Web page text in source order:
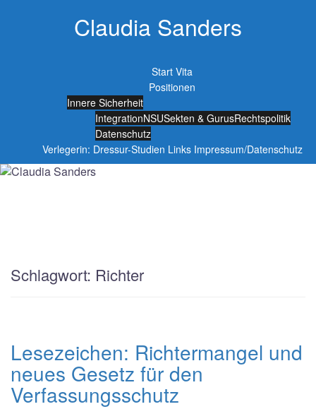
Claudia Sanders
Start Vita
Positionen
Innere Sicherheit
IntegrationNSUSekten & GurusRechtspolitik
Datenschutz
Verlegerin: Dressur-Studien Links Impressum/Datenschutz
Schlagwort: Richter
Lesezeichen: Richtermangel und
neues Gesetz für den
Verfassungsschutz